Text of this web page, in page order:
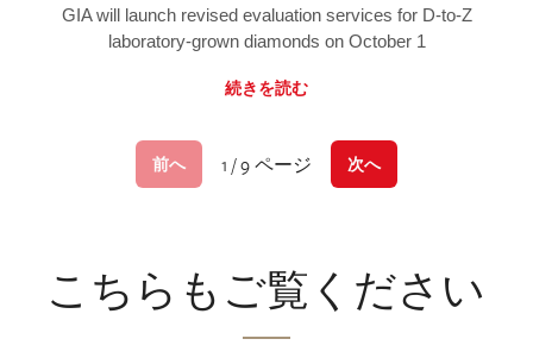
GIA will launch revised evaluation services for D-to-Z
laboratory-grown diamonds on October 1
続きを読む
前へ 1 / 9 ページ 次へ
こちらもご覧ください